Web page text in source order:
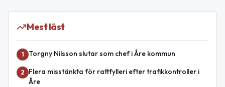
Mest läst
1 Torgny Nilsson slutar som chef i Åre kommun
2
Flera misstänkta för rattfylleri efter trafikkontroller i
Åre